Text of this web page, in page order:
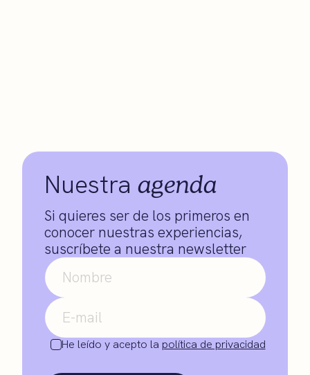
Nuestra agenda
Si quieres ser de los primeros en
conocer nuestras experiencias,
suscríbete a nuestra newsletter
He leído y acepto la política de privacidad